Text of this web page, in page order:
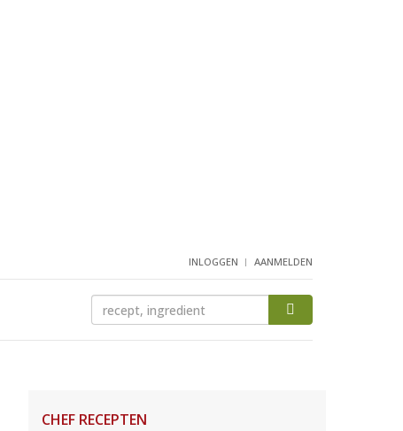
INLOGGEN AANMELDEN
CHEF RECEPTEN